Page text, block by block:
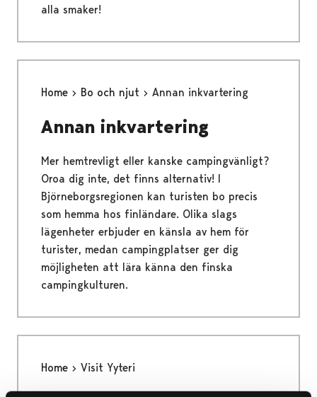
alla smaker!
Home Bo och njut Annan inkvartering
Annan inkvartering
Mer hemtrevligt eller kanske campingvänligt?
Oroa dig inte, det finns alternativ! I
Björneborgsregionen kan turisten bo precis
som hemma hos finländare. Olika slags
lägenheter erbjuder en känsla av hem för
turister, medan campingplatser ger dig
möjligheten att lära känna den finska
campingkulturen.
Home Visit Yyteri